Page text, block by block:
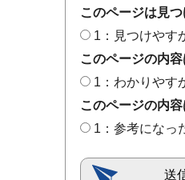
このページは見
1：見つけやす
このページの内
1：わかりやす
このページの内
1：参考になっ